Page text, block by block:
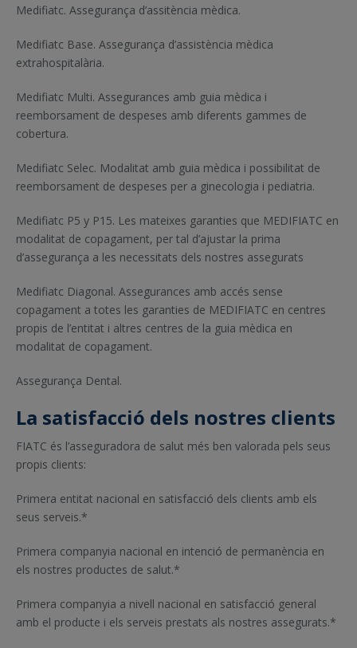
Medifiatc. Assegurança d’assitència mèdica.
Medifiatc Base. Assegurança d’assistència mèdica
extrahospitalària.
Medifiatc Multi. Assegurances amb guia mèdica i
reemborsament de despeses amb diferents gammes de
cobertura.
Medifiatc Selec. Modalitat amb guia mèdica i possibilitat de
reemborsament de despeses per a ginecologia i pediatria.
Medifiatc P5 y P15. Les mateixes garanties que MEDIFIATC en
modalitat de copagament, per tal d’ajustar la prima
d’assegurança a les necessitats dels nostres assegurats
Medifiatc Diagonal. Assegurances amb accés sense
copagament a totes les garanties de MEDIFIATC en centres
propis de l’entitat i altres centres de la guia mèdica en
modalitat de copagament.
Assegurança Dental.
La satisfacció dels nostres clients
FIATC és l’asseguradora de salut més ben valorada pels seus
propis clients:
Primera entitat nacional en satisfacció dels clients amb els
seus serveis.*
Primera companyia nacional en intenció de permanència en
els nostres productes de salut.*
Primera companyia a nivell nacional en satisfacció general
amb el producte i els serveis prestats als nostres assegurats.*